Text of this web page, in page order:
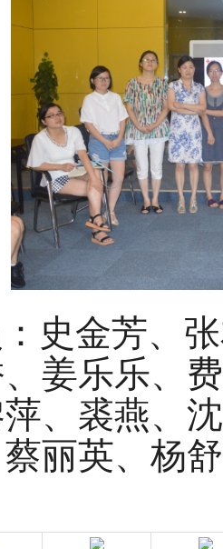
史金芳、
姜乐乐、
、裘燕、
丽英、杨